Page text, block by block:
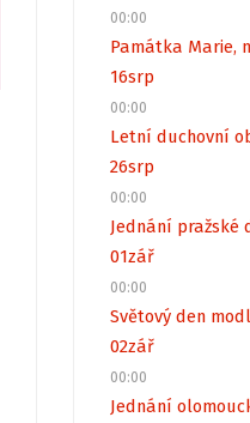
00:00
Památka Marie,
16srp
00:00
Letní duchovní
26srp
00:00
Jednání pražské
01zář
00:00
Světový den
02zář
00:00
Jednání